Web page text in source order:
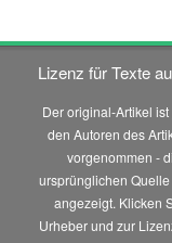
Lizenz für Texte
Der original-Artikel ist
den Autoren des
vorgenommen -
ursprünglichen
angezeigt. Klicken
Urheber und zur